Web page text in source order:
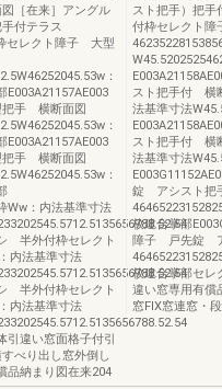
図［在来］アングル
付テラス
セレクト障子 大型
：
E003A21157AE003
手 横断面図
：
E003A21157AE003
手 横断面図
：
：内法基準寸法
半外付枠セレクト
法基準寸法
半外付枠セレクト
法基準寸法
引違い窓面格子付引
べり出し窓外倒し
品納まり図在来204
スト把手）把
付枠セレクト
スト把手付 横
法基準寸法
スト把手付 横
法基準寸法
錠 アシスト把
枚建合掌部
障子 戸先錠 ア
枚建合掌部セレ
違い窓専用有償
窓FIX窓連窓・